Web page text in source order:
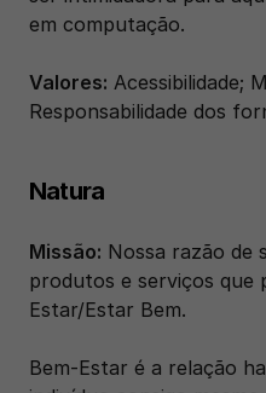
em computação.
Valores: Acessibilidade;
Responsabilidade dos
Natura
Missão: Nossa razão de
produtos e serviços que
Estar/Estar Bem.
Bem-Estar é a relação